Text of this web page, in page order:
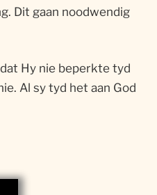
Dit gaan noodwendig
Hy nie beperkte tyd
Al sy tyd het aan God